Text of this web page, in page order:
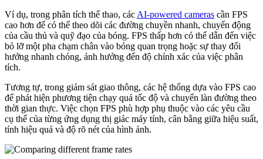
Ví dụ, trong phân tích thể thao, các AI-powered cameras cần FPS
cao hơn để có thể theo dõi các đường chuyền nhanh, chuyển động
của cầu thủ và quỹ đạo của bóng. FPS thấp hơn có thể dẫn đến việc
bỏ lỡ một pha chạm chân vào bóng quan trọng hoặc sự thay đổi
hướng nhanh chóng, ảnh hưởng đến độ chính xác của việc phân
tích.
Tương tự, trong giám sát giao thông, các hệ thống dựa vào FPS cao
để phát hiện phương tiện chạy quá tốc độ và chuyển làn đường theo
thời gian thực. Việc chọn FPS phù hợp phụ thuộc vào các yêu cầu
cụ thể của từng ứng dụng thị giác máy tính, cân bằng giữa hiệu suất,
tính hiệu quả và độ rõ nét của hình ảnh.